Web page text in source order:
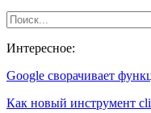
Интересное:
Google сворачивает
Как новый инструмент